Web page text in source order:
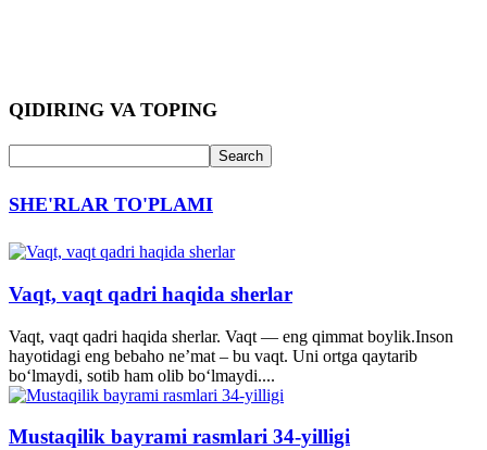
QIDIRING VA TOPING
SHE'RLAR TO'PLAMI
Vaqt, vaqt qadri haqida sherlar
Vaqt, vaqt qadri haqida sherlar. Vaqt — eng qimmat boylik.Inson
hayotidagi eng bebaho ne’mat – bu vaqt. Uni ortga qaytarib
bo‘lmaydi, sotib ham olib bo‘lmaydi....
Mustaqilik bayrami rasmlari 34-yilligi